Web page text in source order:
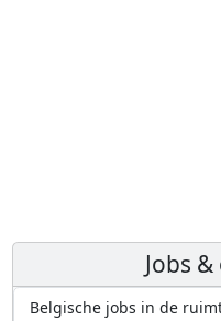
Jobs
Belgische jobs in de